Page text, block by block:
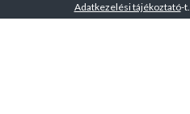
Adatkezelési tájékoztató-t.